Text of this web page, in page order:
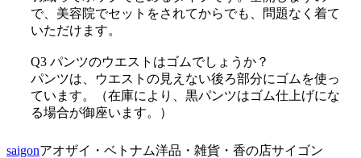
で、美容院でセットをされてからでも、問題なく着て
いただけます。
Q3 パンツのウエストはゴムでしょうか？
パンツは、ウエストの見えない後ろ部分にゴムを使っ
ています。（在庫により、黒パンツはゴム仕上げにな
る場合が御座います。）
saigonアオザイ・ベトナム洋品・雑貨・香の店サイゴン